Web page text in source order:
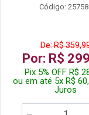
Código:
De: R$
Por: R$
Pix 5% OFF R$
ou em até 5x R$
Juros